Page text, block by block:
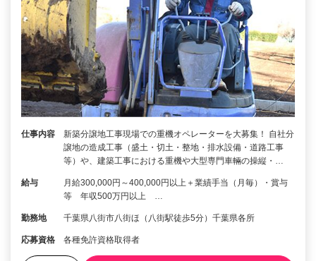
仕事内容
新築分譲地工事現場での重機オペレーターを大募集！ 自社分
譲地の造成工事（盛土・切土・整地・排水設備・道路工事
等）や、建築工事における重機や大型専門車輛の操縦・…
給与
月給300,000円～400,000円以上＋業績手当（月毎）・賞与
等 年収500万円以上 …
勤務地 千葉県八街市八街ほ（八街駅徒歩5分）千葉県各所
応募資格 各種免許資格取得者